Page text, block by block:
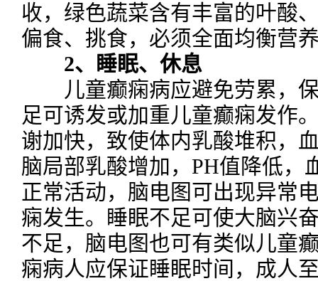
收，绿色蔬菜含有丰富的叶酸
偏食、挑食，必须全面均衡营
2、睡眠、休息
儿童癫痫病应避免劳累，保
足可诱发或加重儿童癫痫发作
谢加快，致使体内乳酸堆积，
脑局部乳酸增加，PH值降低，
正常活动，脑电图可出现异常
痫发生。睡眠不足可使大脑兴
不足，脑电图也可有类似儿童
痫病人应保证睡眠时间，成人